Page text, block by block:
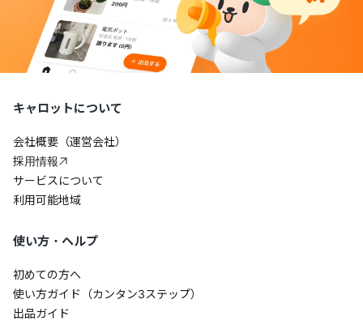
キャロットについて
会社概要（運営会社）
採用情報
サービスについて
利用可能地域
使い方・ヘルプ
初めての方へ
使い方ガイド（カンタン3ステップ）
出品ガイド